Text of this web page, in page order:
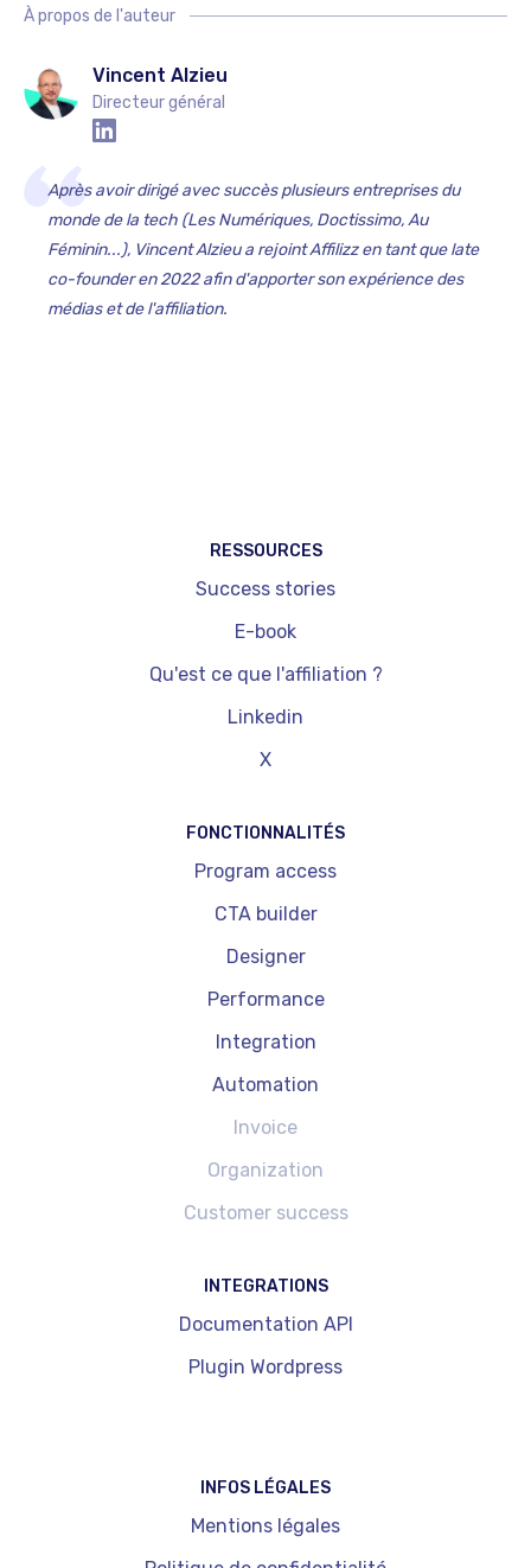
À propos de l'auteur
Vincent Alzieu
Directeur général
Après avoir dirigé avec succès plusieurs entreprises du
monde de la tech (Les Numériques, Doctissimo, Au
Féminin...), Vincent Alzieu a rejoint Affilizz en tant que late
co-founder en 2022 afin d'apporter son expérience des
médias et de l'affiliation.‍
RESSOURCES
Success stories
E-book
Qu'est ce que l'affiliation ?
Linkedin
X
FONCTIONNALITÉS
Program access
CTA builder
Designer
Performance
Integration
Automation
Invoice
Organization
Customer success
INTEGRATIONS
Documentation API
Plugin Wordpress
INFOS LÉGALES
Mentions légales